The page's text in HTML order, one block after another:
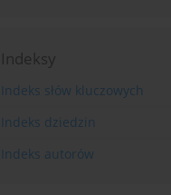
Indeksy
Indeks słów kluczowych
Indeks dziedzin
Indeks autorów